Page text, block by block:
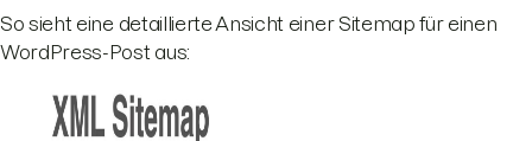
So sieht eine detaillierte Ansicht einer Sitemap für einen
WordPress-Post aus: